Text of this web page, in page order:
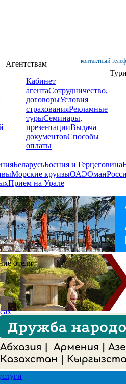
контактный
Агентствам
Кабинет
агентаСотрудничество,
договорыУсловия
страхованияРекламные
турыСеминары,
презентацииВыдача
документовСпособы
оплаты
БеларусьБосния и Герцеговина
Морские круизыОАЭОман
Прием на Урале
отеля